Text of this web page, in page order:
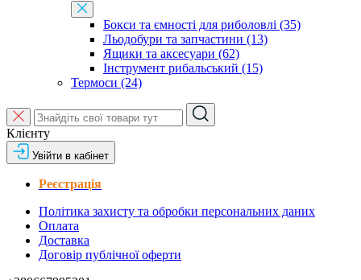
Бокси та ємності для риболовлі (35)
Льодобури та запчастини (13)
Ящики та аксесуари (62)
Інструмент рибальський (15)
Термоси (24)
Клієнту
Увійти в кабінет
Реєстрація
Політика захисту та обробки персональних даних
Оплата
Доставка
Договір публічної оферти